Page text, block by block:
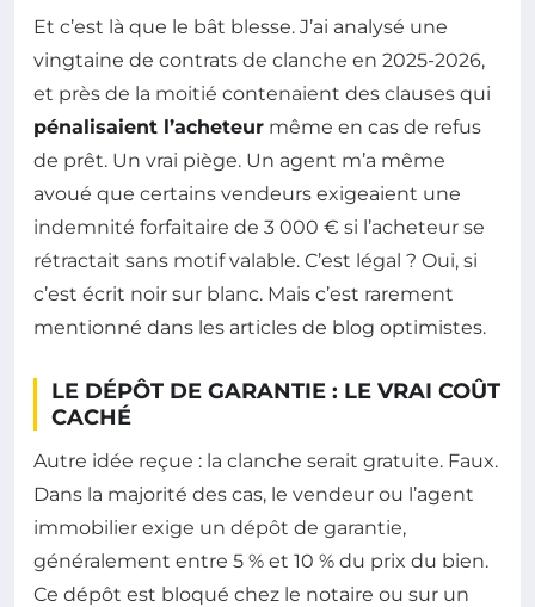
Et c’est là que le bât blesse. J’ai analysé une
vingtaine de contrats de clanche en 2025-2026,
et près de la moitié contenaient des clauses qui
pénalisaient l’acheteur même en cas de refus
de prêt. Un vrai piège. Un agent m’a même
avoué que certains vendeurs exigeaient une
indemnité forfaitaire de 3 000 € si l’acheteur se
rétractait sans motif valable. C’est légal ? Oui, si
c’est écrit noir sur blanc. Mais c’est rarement
mentionné dans les articles de blog optimistes.
LE DÉPÔT DE GARANTIE : LE VRAI COÛT
CACHÉ
Autre idée reçue : la clanche serait gratuite. Faux.
Dans la majorité des cas, le vendeur ou l’agent
immobilier exige un dépôt de garantie,
généralement entre 5 % et 10 % du prix du bien.
Ce dépôt est bloqué chez le notaire ou sur un